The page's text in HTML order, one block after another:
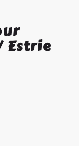
Estrie